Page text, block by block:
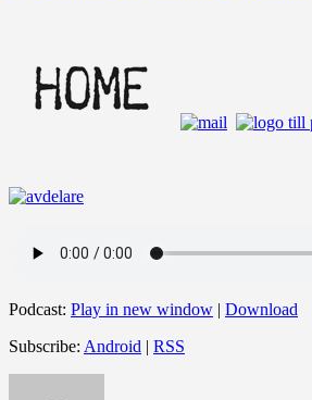
Podcast: Play in new window | Download
Subscribe: Android | RSS